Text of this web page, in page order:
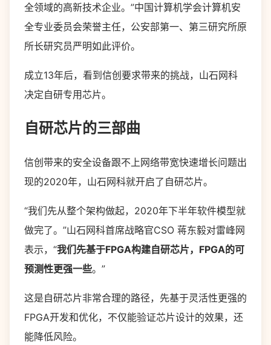
全领域的高新技术企业。”中国计算机学会计算机安
全专业委员会荣誉主任，公安部第一、第三研究所原
所长研究员严明如此评价。
成立13年后，看到信创要求带来的挑战，山石网科
决定自研专用芯片。
自研芯片的三部曲
信创带来的安全设备跟不上网络带宽快速增长问题出
现的2020年，山石网科就开启了自研芯片。
“我们先从整个架构做起，2020年下半年软件模型就
做完了。”山石网科首席战略官CSO 蒋东毅对雷峰网
表示，“我们先基于FPGA构建自研芯片，FPGA的可
预测性更强一些。”
这是自研芯片非常合理的路径，先基于灵活性更强的
FPGA开发和优化，不仅能验证芯片设计的效果，还
能降低风险。